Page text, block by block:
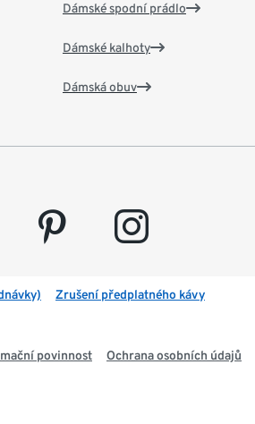
Dámské spodní prádlo
Dámské kalhoty
Dámská obuv
pinterest instagram
Zrušení předplatného kávy
povinnost Ochrana osobních údajů